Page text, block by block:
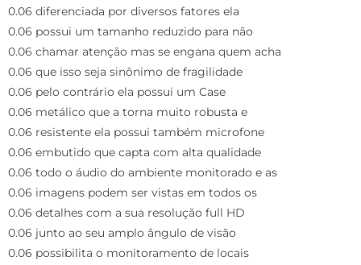
0.06 diferenciada por diversos fatores ela
0.06 possui um tamanho reduzido para não
0.06 chamar atenção mas se engana quem acha
0.06 que isso seja sinônimo de fragilidade
0.06 pelo contrário ela possui um Case
0.06 metálico que a torna muito robusta e
0.06 resistente ela possui também microfone
0.06 embutido que capta com alta qualidade
0.06 todo o áudio do ambiente monitorado e as
0.06 imagens podem ser vistas em todos os
0.06 detalhes com a sua resolução full HD
0.06 junto ao seu amplo ângulo de visão
0.06 possibilita o monitoramento de locais